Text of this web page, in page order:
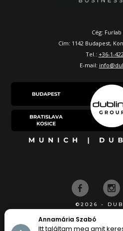
Cég: Furlab
Cím: 1142 Budapest,
Tel.: +36-1-
E-mail:
©2026 -
Edina Józsa
Gyors